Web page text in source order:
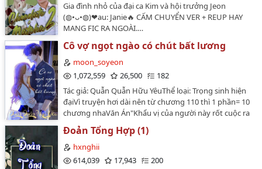
HIỆN Ở NHỮNG WEB KHÁC THÌ ĐỀU LÀ SAO CHÉP.…
Gia đình nhỏ của đại ca Kim và hội trưởng Jeon
(◍•ᴗ•◍)❤au: Janie🔥 CẤM CHUYỂN VER + REUP HAY
MANG FIC RA NGOÀI.…
Cô vợ ngọt ngào có chút bất lương
moon_soyeon
1,072,559
26,500
182
Tác giả: Quẫn Quẫn Hữu YêuThể loại: Trọng sinh hiện
đạiVì truyện hơi dài nên từ chương 110 thì 1 phần= 10
chương nhaVăn Án"Khẩu vị của người này rốt cuộc ra
sao a! Cái này cũng bỏ được vào miệng à?"Sau khi cô
tỉnh dậy, nhìn vào trong gương thấy chính mình đầu
xăm mặt giống như quỷ, cảm giác chỉ nhìn thêm một
giây cũng hỏng đôi mắt.Trước khi trọng sinh, Cố Việt
Đoản Tổng Hợp (1)
hxnghii
614,039
17,943
200